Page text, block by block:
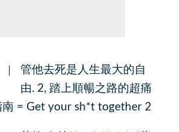
管他去死是人生最大的自
由. 2, 踏上順暢之路的超痛
= Get your sh*t together 2